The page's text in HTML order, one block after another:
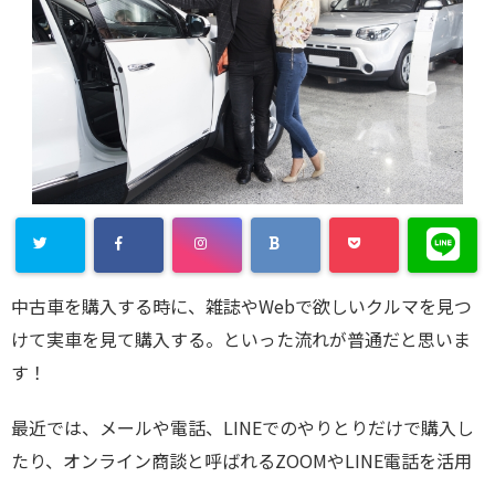
中古車を購入する時に、雑誌やWebで欲しいクルマを見つ
けて実車を見て購入する。といった流れが普通だと思いま
す！
最近では、メールや電話、LINEでのやりとりだけで購入し
たり、オンライン商談と呼ばれるZOOMやLINE電話を活用